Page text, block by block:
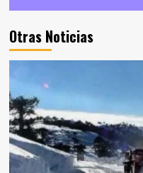
Otras Noticias